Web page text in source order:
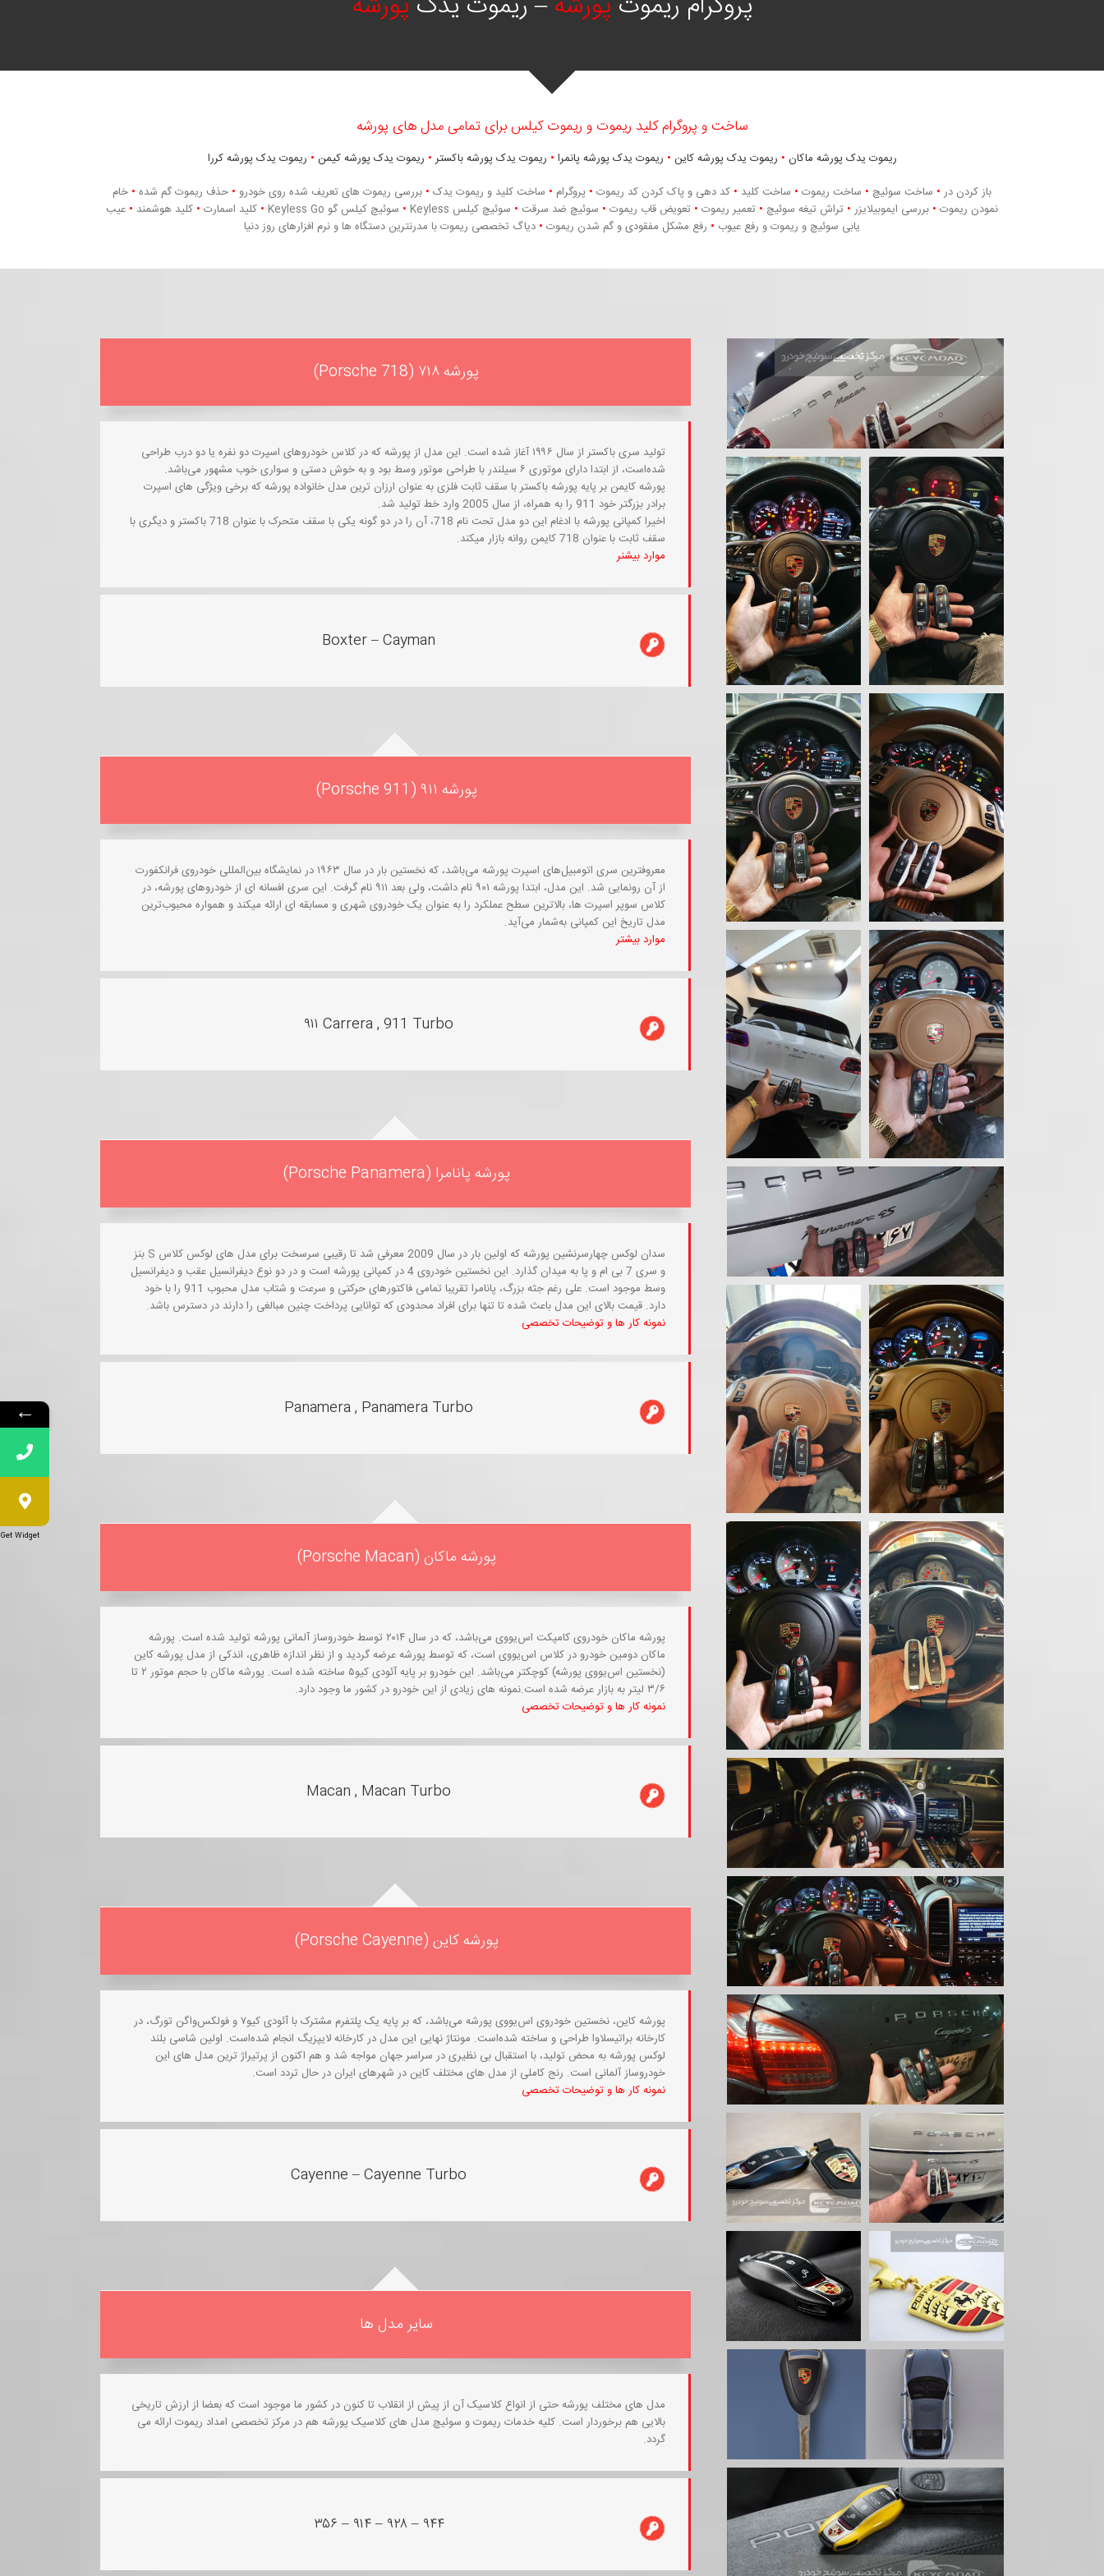
ساخت و پروگرام کلید ریموت و ریموت کیلس برای تمامی مدل های پورشه
ریموت یدک پورشه ماکان • ریموت یدک پورشه کاین • ریموت یدک پورشه پانمرا • ریموت یدک پورشه باکستر • ریموت یدک پورشه کیمن • ریموت یدک پورشه کررا
باز کردن در • ساخت سوئیچ • ساخت ریموت • ساخت کلید • کد دهی و پاک کردن کد ریموت • پروگرام • ساخت کلید و ریموت یدک • بررسی ریموت های تعریف شده روی خودرو • حذف ریموت گم شده • خام
نمودن ریموت • بررسی ایموبیلایزر • تراش تیغه سوئیچ • تعمیر ریموت • تعویض قاب ریموت • سوئیچ ضد سرقت • سوئیچ کیلس Keyless • سوئیچ کیلس گو Keyless Go • کلید اسمارت • کلید هوشمند • عیب
یابی سوئیچ و ریموت و رفع عیوب • رفع مشکل مفقودی و گم شدن ریموت • دیاگ تخصصی ریموت با مدرنترین دستگاه ها و نرم افزارهای روز دنیا
پورشه ۷۱۸ (Porsche 718)
تولید سری باکستر از سال ۱۹۹۶ آغاز شده‌ است. این مدل از پورشه که در کلاس خودروهای اسپرت دو نفره یا دو درب طراحی
شده‌است، از ابتدا دارای موتوری ۶ سیلندر با طراحی موتور وسط بود و به خوش دستی و سواری خوب مشهور می‌باشد.
پورشه کایمن بر پایه پورشه باکستر با سقف ثابت فلزی به عنوان ارزان ترین مدل خانواده پورشه که برخی ویژگی های اسپرت
برادر بزرگتر خود 911 را به همراه، از سال 2005 وارد خط تولید شد.
اخیرا کمپانی پورشه با ادغام این دو مدل تحت نام 718، آن را در دو گونه یکی با سقف متحرک با عنوان 718 باکستر و دیگری با
سقف ثابت با عنوان 718 کایمن روانه بازار میکند.
موارد بیشنر
Boxter – Cayman
پورشه ۹۱۱ (Porsche 911)
معروفترین سری اتومبیل‌های اسپرت پورشه می‌باشد، که نخستین بار در سال ۱۹۶۳ در نمایشگاه بین‌المللی خودروی فرانکفورت
از آن رونمایی شد. این مدل، ابتدا پورشه ۹۰۱ نام داشت، ولی بعد ۹۱۱ نام گرفت. این سری افسانه ای از خودروهای پورشه، در
کلاس سوپر اسپرت ها، بالاترین سطح عملکرد را به عنوان یک خودروی شهری و مسابقه ای ارائه میکند و همواره محبوب‌ترین
مدل تاریخ این کمپانی به‌شمار می‌آید.
موارد بیشتر
۹۱۱ Carrera , 911 Turbo
پورشه پانامرا (Porsche Panamera)
سدان لوکس چهارسرنشین پورشه که اولین بار در سال 2009 معرفی شد تا رقیبی سرسخت برای مدل های لوکس کلاس S بنز
و سری 7 بی ام و پا به میدان گذارد. این نخستین خودروی 4 در کمپانی پورشه است و در دو نوع دیفرانسیل عقب و دیفرانسیل
وسط موجود است. علی رغم جثه بزرگ، پانامرا تقریبا تمامی فاکتورهای حرکتی و سرعت و شتاب مدل محبوب 911 را با خود
دارد. قیمت بالای این مدل باعث شده تا تنها برای افراد محدودی که توانایی پرداخت چنین مبالغی را دارند در دسترس باشد.
نمونه کار ها و توضیحات تخصصی
Panamera , Panamera Turbo
پورشه ماکان (Porsche Macan)
پورشه ماکان خودروی کامپکت اس‌یووی می‌باشد، که در سال ۲۰۱۴ توسط خودروساز آلمانی پورشه تولید شده است. پورشه
ماکان دومین خودرو در کلاس اس‌یووی است، که توسط پورشه عرضه گردید و از نظر اندازه ظاهری، اندکی از مدل پورشه کاین
(نخستین اس‌یووی پورشه) کوچکتر می‌باشد. این خودرو بر پایه آئودی کیو۵ ساخته شده است. پورشه ماکان با حجم موتور ۲ تا
۳/۶ لیتر به بازار عرضه شده است.نمونه های زیادی از این خودرو در کشور ما وجود دارد.
نمونه کار ها و توضیحات تخصصی
Macan , Macan Turbo
پورشه کاین (Porsche Cayenne)
پورشه کاین، نخستین خودروی اس‌یووی پورشه می‌باشد، که بر پایه یک پلتفرم مشترک با آئودی کیو۷ و فولکس‌واگن تورگ، در
کارخانه براتیسلاوا طراحی و ساخته شده‌است. مونتاژ نهایی این مدل در کارخانه لایپزیگ انجام شده‌است. اولین شاسی بلند
لوکس پورشه به محض تولید، با استقبال بی نظیری در سراسر جهان مواجه شد و هم اکنون از پرتیراژ ترین مدل های این
خودروساز آلمانی است. رنج کاملی از مدل های مختلف کاین در شهرهای ایران در حال تردد است.
نمونه کار ها و توضیحات تخصصی
Cayenne – Cayenne Turbo
سایر مدل ها
مدل های مختلف پورشه حتی از انواع کلاسیک آن از پیش از انقلاب تا کنون در کشور ما موجود است که بعضا از ارزش تاریخی
بالایی هم برخوردار است. کلیه خدمات ریموت و سوئیچ مدل های کلاسیک پورشه هم در مرکز تخصصی امداد ریموت ارائه می
گردد.
۳۵۶ – ۹۱۴ – ۹۲۸ – ۹۴۴
←
Get Widget